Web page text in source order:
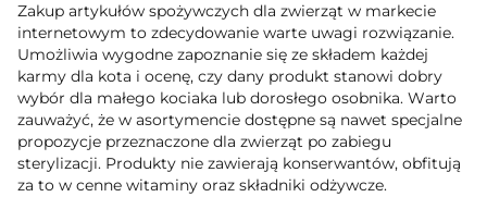
Zakup artykułów spożywczych dla zwierząt w markecie
internetowym to zdecydowanie warte uwagi rozwiązanie.
Umożliwia wygodne zapoznanie się ze składem każdej
karmy dla kota i ocenę, czy dany produkt stanowi dobry
wybór dla małego kociaka lub dorosłego osobnika. Warto
zauważyć, że w asortymencie dostępne są nawet specjalne
propozycje przeznaczone dla zwierząt po zabiegu
sterylizacji. Produkty nie zawierają konserwantów, obfitują
za to w cenne witaminy oraz składniki odżywcze.